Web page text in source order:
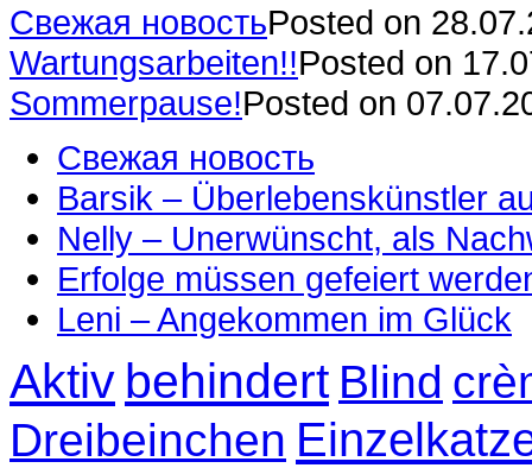
Свежая новостьPosted on
Wartungsarbeiten!!Posted on
Sommerpause!Posted on
Свежая новость
Barsik – Überlebenskünstler
Nelly – Unerwünscht, als
Erfolge müssen gefeiert
Leni – Angekommen im Glück
Aktiv behindert Blind
Dreibeinchen